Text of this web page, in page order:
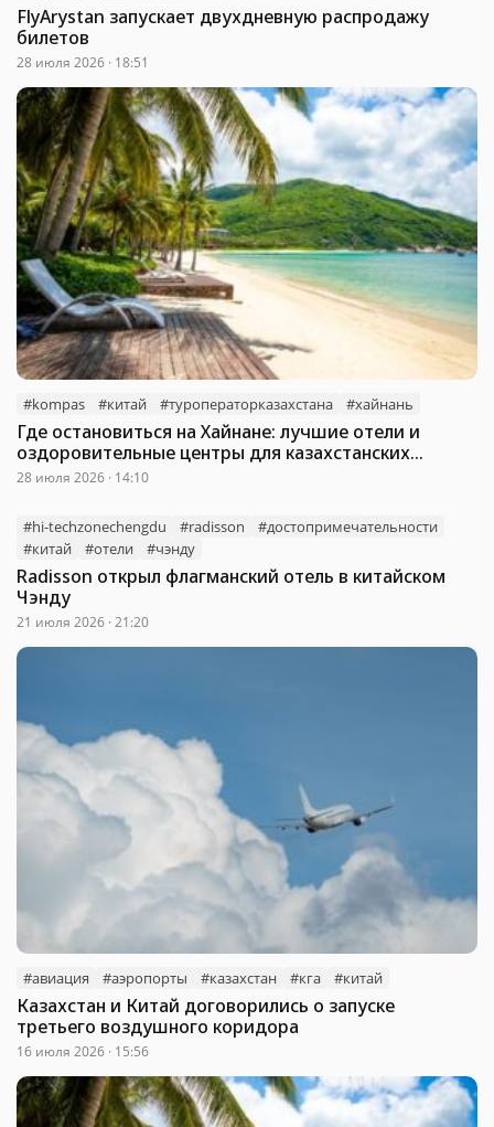
FlyArystan запускает двухдневную распродажу
билетов
28 июля 2026 · 18:51
#kompas #китай #туроператорказахстана #хайнань
Где остановиться на Хайнане: лучшие отели и
оздоровительные центры для казахстанских
туристов
28 июля 2026 · 14:10
#hi-techzonechengdu #radisson
#достопримечательности
#китай
#отели #чэнду
Radisson открыл флагманский отель в китайском
Чэнду
21 июля 2026 · 21:20
#авиация #аэропорты #казахстан #кга #китай
Казахстан и Китай договорились о запуске
третьего воздушного коридора
16 июля 2026 · 15:56